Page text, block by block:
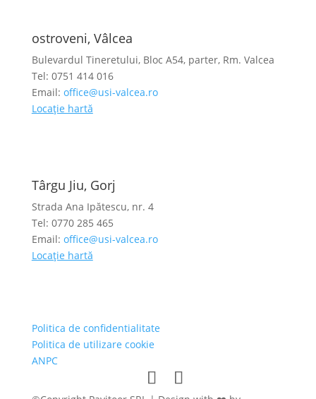
ostroveni, Vâlcea
Bulevardul Tineretului, Bloc A54, parter, Rm. Valcea
Tel: 0751 414 016
Email: office@usi-valcea.ro
Locație hartă
Târgu Jiu, Gorj
Strada Ana Ipătescu, nr. 4
Tel: 0770 285 465
Email: office@usi-valcea.ro
Locație hartă
Politica de confidentialitate
Politica de utilizare cookie
ANPC